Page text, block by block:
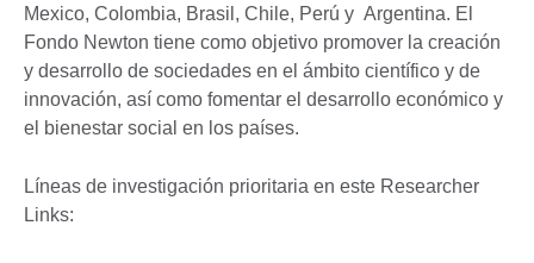
Mexico, Colombia, Brasil, Chile, Perú y Argentina. El
Fondo Newton tiene como objetivo promover la creación
y desarrollo de sociedades en el ámbito científico y de
innovación, así como fomentar el desarrollo económico y
el bienestar social en los países.
Líneas de investigación prioritaria en este Researcher
Links: